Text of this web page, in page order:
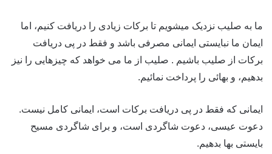
ما به صلیب نزدیک میشویم تا برکات زیادی را دریافت کنیم، اما
ایمان ما نبایستی ایمانی مصرفی باشد و فقط در پی دریافت
برکات از صلیب باشیم . صلیب از ما می خواهد که چیزهایی را نیز
بدهیم، و بهائی را پرداخت نمائیم.
ایمانی که فقط در پی دریافت برکات است، ایمانی کامل نیست.
دعوت عیسی، دعوت شاگردی است، و برای شاگردی مسیح
بایستی بها بدهیم.